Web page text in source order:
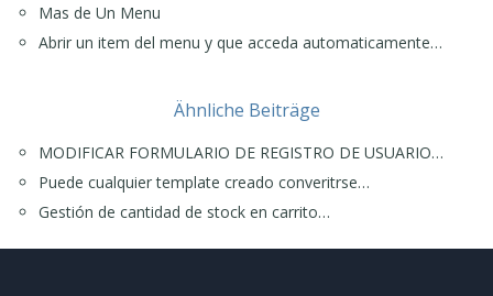
Mas de Un Menu
Abrir un item del menu y que acceda automaticamente…
Ähnliche Beiträge
MODIFICAR FORMULARIO DE REGISTRO DE USUARIO…
Puede cualquier template creado converitrse…
Gestión de cantidad de stock en carrito…